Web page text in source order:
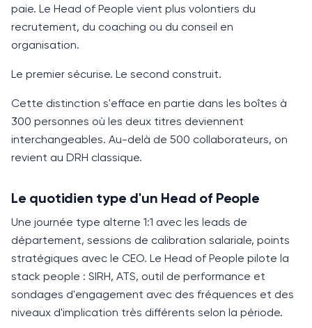
paie. Le Head of People vient plus volontiers du
recrutement, du coaching ou du conseil en
organisation.
Le premier sécurise. Le second construit.
Cette distinction s'efface en partie dans les boîtes à
300 personnes où les deux titres deviennent
interchangeables. Au-delà de 500 collaborateurs, on
revient au DRH classique.
Le quotidien type d'un Head of People
Une journée type alterne 1:1 avec les leads de
département, sessions de calibration salariale, points
stratégiques avec le CEO. Le Head of People pilote la
stack people : SIRH, ATS, outil de performance et
sondages d'engagement avec des fréquences et des
niveaux d'implication très différents selon la période.